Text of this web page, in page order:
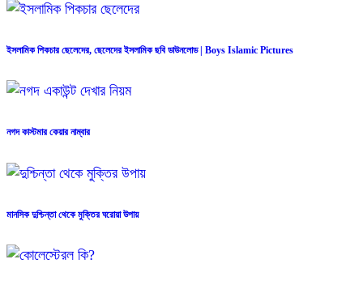
ইসলামিক পিকচার ছেলেদের, ছেলেদের ইসলামিক ছবি ডাউনলোড | Boys Islamic Pictures
নগদ কাস্টমার কেয়ার নাম্বার
মানসিক দুশ্চিন্তা থেকে মুক্তির ঘরোয়া উপায়